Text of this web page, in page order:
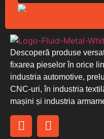
Descoperă produse
fixarea pieselor în orice
industria automotive,
CNC-uri, în industria
mașini și industria